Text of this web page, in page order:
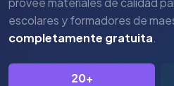
escolares y formadores de
completamente gratuita.
20+